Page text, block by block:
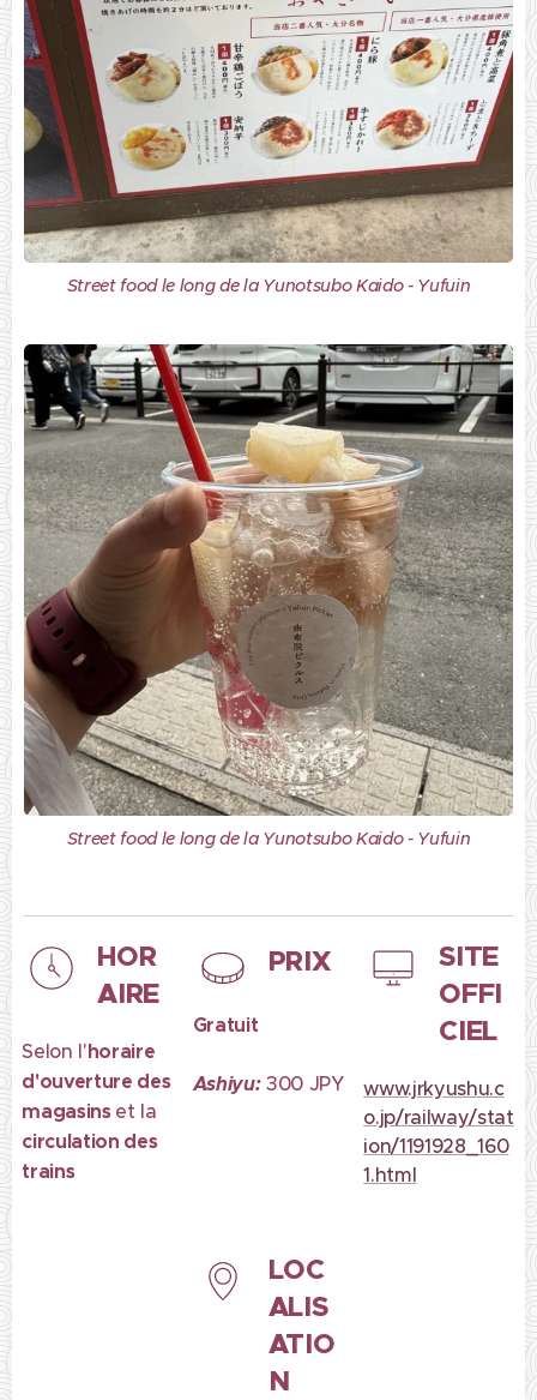
Street food le long de la Yunotsubo Kaido - Yufuin
Street food le long de la Yunotsubo Kaido - Yufuin
HOR
AIRE
Selon l'horaire
d'ouverture des
magasins et la
circulation des
trains
PRIX
Gratuit
Ashiyu:300 JPY
SITE
OFFI
CIEL
www.jrkyushu.c
o.jp/railway/stat
ion/1191928_160
1.html
LOC
ALIS
ATIO
N